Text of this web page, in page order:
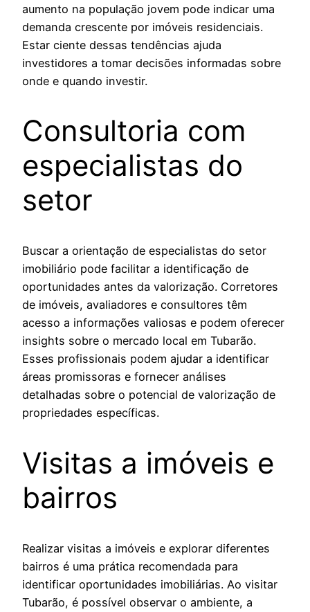
aumento na população jovem pode indicar uma
demanda crescente por imóveis residenciais.
Estar ciente dessas tendências ajuda
investidores a tomar decisões informadas sobre
onde e quando investir.
Consultoria com
especialistas do
setor
Buscar a orientação de especialistas do setor
imobiliário pode facilitar a identificação de
oportunidades antes da valorização. Corretores
de imóveis, avaliadores e consultores têm
acesso a informações valiosas e podem oferecer
insights sobre o mercado local em Tubarão.
Esses profissionais podem ajudar a identificar
áreas promissoras e fornecer análises
detalhadas sobre o potencial de valorização de
propriedades específicas.
Visitas a imóveis e
bairros
Realizar visitas a imóveis e explorar diferentes
bairros é uma prática recomendada para
identificar oportunidades imobiliárias. Ao visitar
Tubarão, é possível observar o ambiente, a